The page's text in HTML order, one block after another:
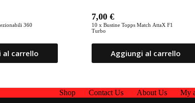
360
al carrello
10 x Bustine Topps Match AttaX F1
Turbo
7,00€
Aggiungi al carrello
Shop Contact Us About Us
My